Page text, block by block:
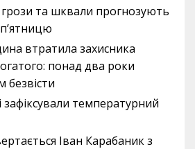
та шквали прогнозують
втратила захисника
понад два роки
безвісти
температурний
Іван Карабаник з